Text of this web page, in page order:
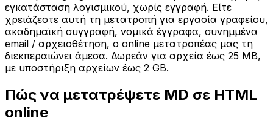
εγκατάσταση λογισμικού, χωρίς εγγραφή. Είτε
χρειάζεστε αυτή τη μετατροπή για εργασία γραφείου,
ακαδημαϊκή συγγραφή, νομικά έγγραφα, συνημμένα
email / αρχειοθέτηση, ο online μετατροπέας μας τη
διεκπεραιώνει άμεσα. Δωρεάν για αρχεία έως 25 MB,
με υποστήριξη αρχείων έως 2 GB.
Πώς να μετατρέψετε MD σε HTML
online